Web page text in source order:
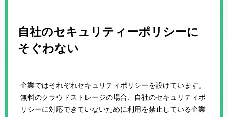
自社のセキュリティーポリシーに
そぐわない
企業ではそれぞれセキュリティポリシーを設けています。
無料のクラウドストレージの場合、自社のセキュリティポ
リシーに対応できていないために利用を禁止している企業